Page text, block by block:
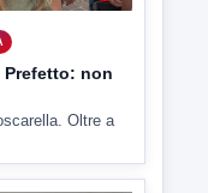
▶
Prefetto: non